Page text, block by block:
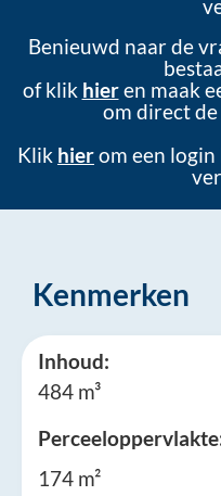
Benieuwd naar de
of klik hieren maak
om direct
Klik hierom een
Kenmerken
Inhoud:
484 m³
174 m²